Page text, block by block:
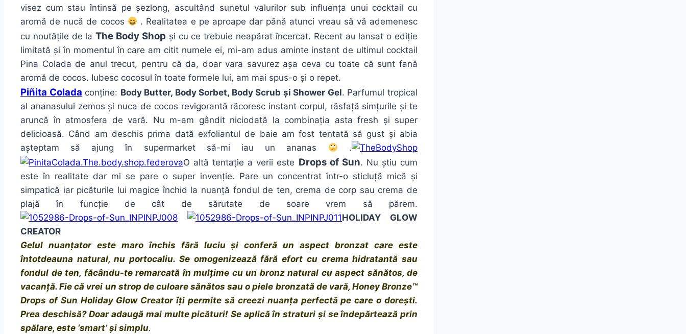
visez cum stau întinsă pe șezlong, ascultând sunetul valurilor sub influența unui cocktail cu
aromă de nucă de cocos
. Realitatea e pe aproape dar până atunci vreau să vă ademenesc
cu noutățile de laThe Body Shop și cu ce trebuie neapărat încercat. Recent au lansat o ediție
limitată și în momentul în care am citit numele ei, mi-am adus aminte instant de ultimul cocktail
Pina Colada de anul trecut, pentru că da, doar vara savurez așa ceva cu toate că sunt fană
aromă de cocos. Iubesc cocosul în toate formele lui, am mai spus-o și o repet.
Piñita Colada conține: Body Butter, Body Sorbet, Body Scrub și Shower Gel. Parfumul tropical
al ananasului zemos și nuca de cocos revigorantă răcoresc instant corpul, răsfață simțurile și te
aruncă în atmosfera de vară. Nu m-am gândit niciodată la combinația asta fresh și super
delicioasă. Când am deschis prima dată exfoliantul de baie am fost tentată să gust și abia
așteptam să ajung în supermarket să-mi iau un ananas
.
O altă tentație a verii este Drops of Sun. Nu știu cum
este în realitate dar mi se pare o super invenție. Pare un concentrat într-o sticluță mică și
simpatică iar picăturile lui magice închid la nuanță fondul de ten, crema de corp sau crema de
plajă în funcție de cât de sărutate de soare vrem să părem.
HOLIDAY GLOW
CREATOR
Gelul nuanțator este maro închis fără luciu și conferă un aspect bronzat care este
întotdeauna natural, nu portocaliu. Se omogenizează fără efort cu crema hidratantă sau
fondul de ten, făcându-te remarcată în mulțime cu un bronz natural cu aspect sănătos, de
vacanță. Fie că vrei un strop de culoare sănătos sau o piele bronzată de vară, Honey Bronze™
Drops of Sun Holiday Glow Creator îți permite să creezi nuanța perfectă pe care o dorești.
Prea deschisă? Doar adaugă mai multe picături! Se aplică în straturi și se îndepărtează prin
spălare, este ‘smart’ și simplu.